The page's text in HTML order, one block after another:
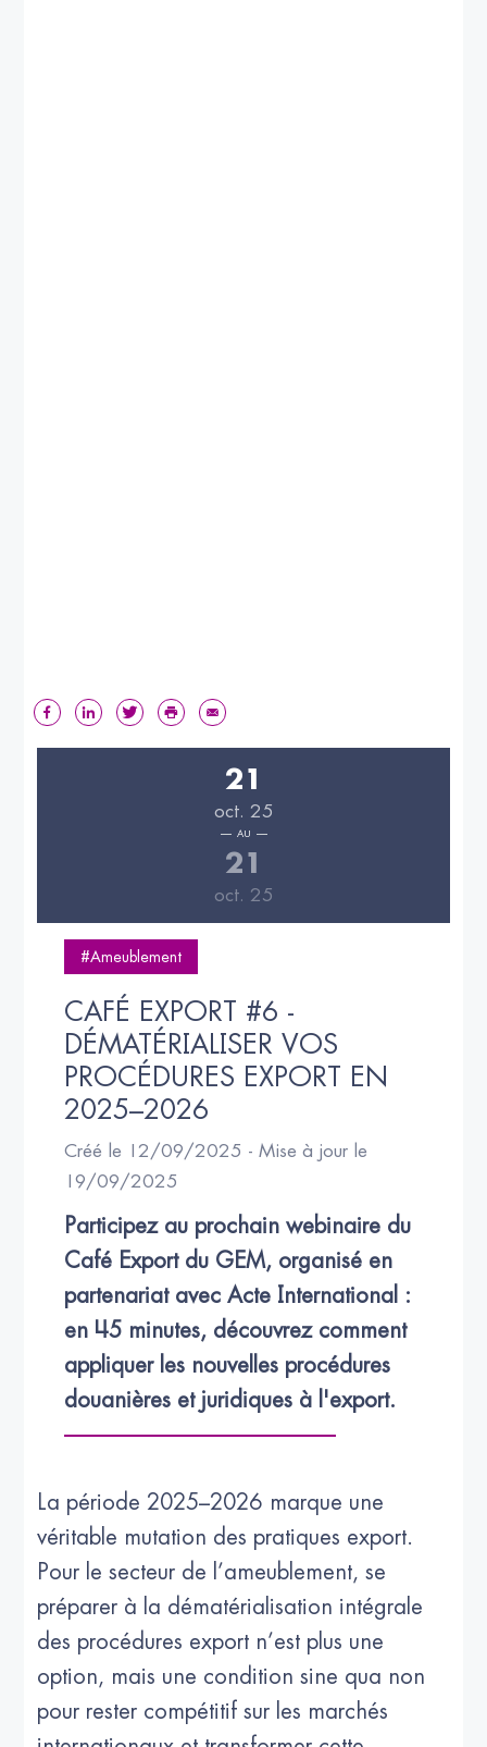
21
oct. 25
AU
21
oct. 25
#Ameublement
CAFÉ EXPORT #6 -
DÉMATÉRIALISER VOS
PROCÉDURES EXPORT EN
2025–2026
Créé le 12/09/2025 - Mise à jour le
19/09/2025
Participez au prochain webinaire du
Café Export du GEM, organisé en
partenariat avec Acte International :
en 45 minutes, découvrez comment
appliquer les nouvelles procédures
douanières et juridiques à l'export.
La période 2025–2026 marque une
véritable mutation des pratiques export.
Pour le secteur de l’ameublement, se
préparer à la dématérialisation intégrale
des procédures export n’est plus une
option, mais une condition sine qua non
pour rester compétitif sur les marchés